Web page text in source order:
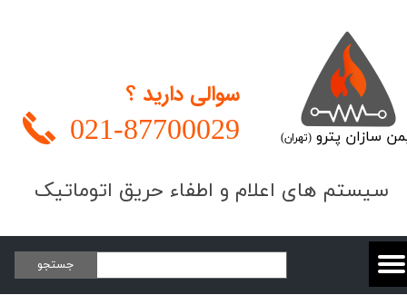
​​​سیستم های اعلام و اطفاء حریق اتوماتیک
سازان پترو(تهران)
سوالی دارید ؟
021-87700029
جستجو